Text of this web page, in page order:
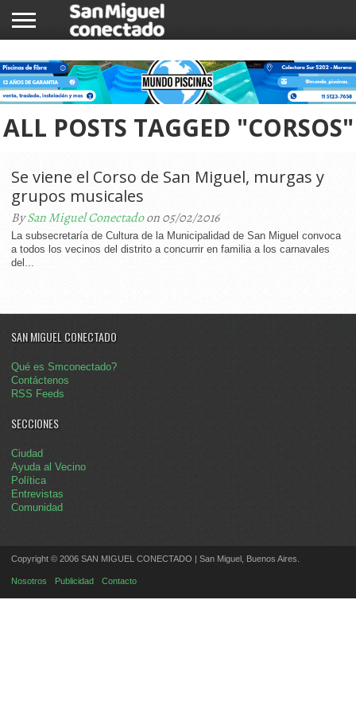
NOTICIAS
COMUNIDAD
COMERCIOS
ALL POSTS TAGGED "CORSOS"
Se viene el Corso de San Miguel, murgas y
grupos musicales
BySan Miguel Conectadoon 05/02/2016
La subsecretaría de Cultura de la Municipalidad de San Miguel convoca
a todos los vecinos del distrito a concurrir en familia a los carnavales
del...
SAN MIGUEL CONECTADO
Qué es Smconectado?
Contáctenos
RSS Feeds
SECCIONES
Ciudad
Ayuda al Vecino
Política
Entrevistas
Comunidad
Copyright © 2006 SAN MIGUEL CONECTADO | San Miguel, Buenos Aires.
Nosotros Publicidad Contacto